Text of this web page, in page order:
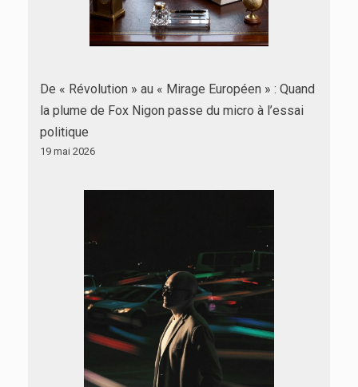
De « Révolution » au « Mirage Européen » : Quand
la plume de Fox Nigon passe du micro à l’essai
politique
19 mai 2026